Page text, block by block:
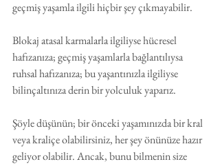
geçmiş yaşamla ilgili hiçbir şey çıkmayabilir.
Blokaj atasal karmalarla ilgiliyse hücresel
hafızanıza; geçmiş yaşamlarla bağlantılıysa
ruhsal hafızanıza; bu yaşantınızla ilgiliyse
bilinçaltınıza derin bir yolculuk yaparız.
Şöyle düşünün; bir önceki yaşamınızda bir kral
veya kraliçe olabilirsiniz, her şey önünüze hazır
geliyor olabilir. Ancak, bunu bilmenin size